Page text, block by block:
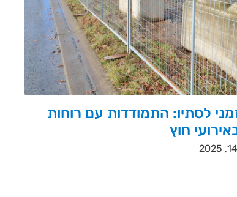
לסתיו: התמודדות עם רוחות
חוץ